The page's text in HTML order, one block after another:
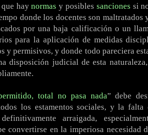
que haynormas y posibles sanciones si
donde los docentes son maltratados
por una baja calificación o un
para la aplicación de medidas
y permisivos, y donde todo pareciera
disposición judicial de esta
total no pasa nada” debe
los estamentos sociales, y la falta
arraigada,
convertirse en la imperiosa necesidad